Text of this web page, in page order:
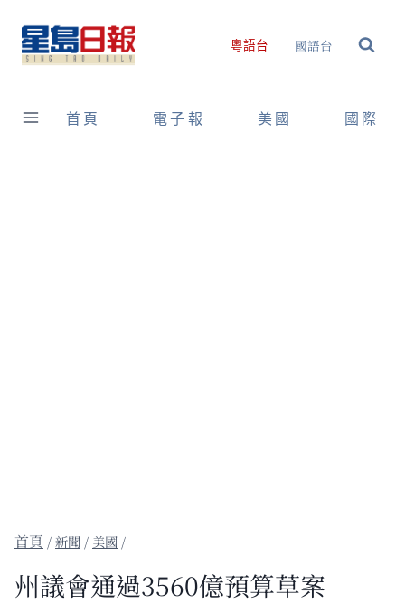
content
粵語台 國語台
首頁 電子報 美國 國際
/新聞 / 美國 /
州議會通過3560億預算草案